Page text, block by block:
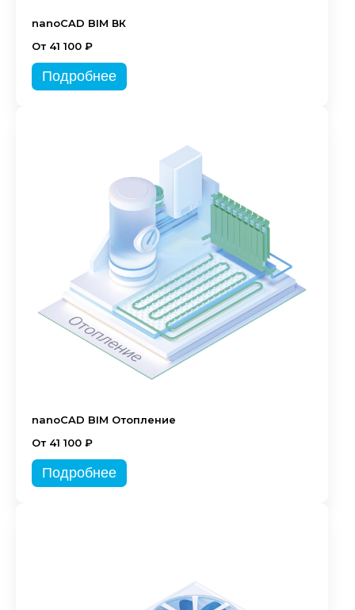
nanoCAD BIM ВК
От 41 100 ₽
Подробнее
nanoCAD BIM Отопление
От 41 100 ₽
Подробнее